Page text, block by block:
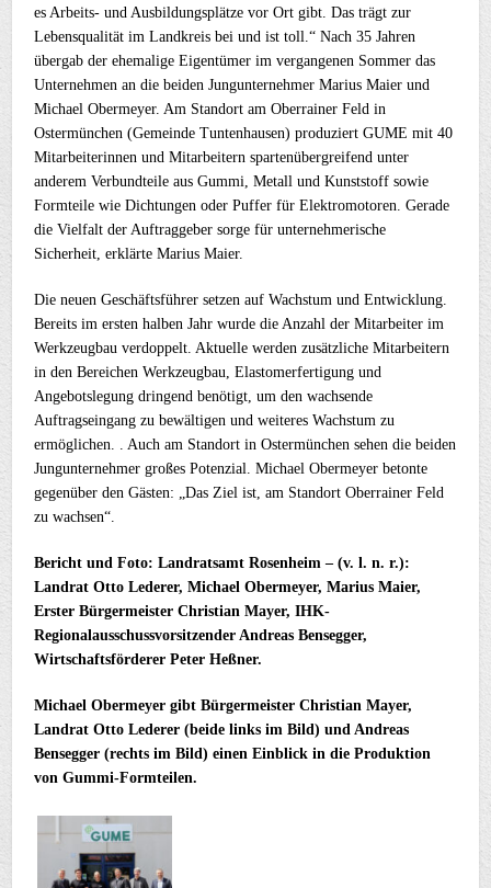
es Arbeits- und Ausbildungsplätze vor Ort gibt. Das trägt zur
Lebensqualität im Landkreis bei und ist toll.“ Nach 35 Jahren
übergab der ehemalige Eigentümer im vergangenen Sommer das
Unternehmen an die beiden Jungunternehmer Marius Maier und
Michael Obermeyer. Am Standort am Oberrainer Feld in
Ostermünchen (Gemeinde Tuntenhausen) produziert GUME mit 40
Mitarbeiterinnen und Mitarbeitern spartenübergreifend unter
anderem Verbundteile aus Gummi, Metall und Kunststoff sowie
Formteile wie Dichtungen oder Puffer für Elektromotoren. Gerade
die Vielfalt der Auftraggeber sorge für unternehmerische
Sicherheit, erklärte Marius Maier.
Die neuen Geschäftsführer setzen auf Wachstum und Entwicklung.
Bereits im ersten halben Jahr wurde die Anzahl der Mitarbeiter im
Werkzeugbau verdoppelt. Aktuelle werden zusätzliche Mitarbeitern
in den Bereichen Werkzeugbau, Elastomerfertigung und
Angebotslegung dringend benötigt, um den wachsende
Auftragseingang zu bewältigen und weiteres Wachstum zu
ermöglichen. . Auch am Standort in Ostermünchen sehen die beiden
Jungunternehmer großes Potenzial. Michael Obermeyer betonte
gegenüber den Gästen: „Das Ziel ist, am Standort Oberrainer Feld
zu wachsen“.
Bericht und Foto: Landratsamt Rosenheim – (v. l. n. r.):
Landrat Otto Lederer, Michael Obermeyer, Marius Maier,
Erster Bürgermeister Christian Mayer, IHK-
Regionalausschussvorsitzender Andreas Bensegger,
Wirtschaftsförderer Peter Heßner.
Michael Obermeyer gibt Bürgermeister Christian Mayer,
Landrat Otto Lederer (beide links im Bild) und Andreas
Bensegger (rechts im Bild) einen Einblick in die Produktion
von Gummi-Formteilen.